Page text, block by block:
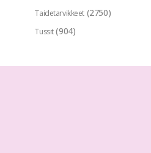
Taidetarvikkeet (2750)
Tussit (904)